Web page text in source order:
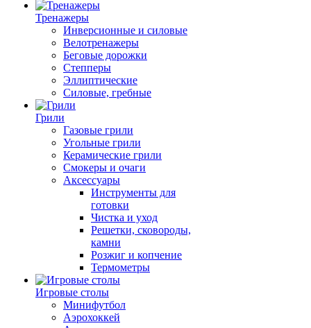
Тренажеры
Инверсионные и силовые
Велотренажеры
Беговые дорожки
Степперы
Эллиптические
Силовые, гребные
Грили
Газовые грили
Угольные грили
Керамические грили
Смокеры и очаги
Аксессуары
Инструменты для
готовки
Чистка и уход
Решетки, сковороды,
камни
Розжиг и копчение
Термометры
Игровые столы
Минифутбол
Аэрохоккей